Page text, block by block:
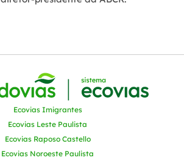
Ecovias Imigrantes
Ecovias Leste Paulista
Ecovias Raposo Castello
Ecovias Noroeste Paulista